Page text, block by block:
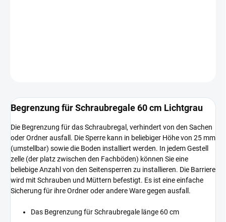
Begrenzung für Schraubregale 60 cm Lichtgrau
Die Begrenzung für das Schraubregal, verhindert von den Sachen
oder Ordner ausfall. Die Sperre kann in beliebiger Höhe von 25 mm
(umstellbar) sowie die Boden installiert werden. In jedem Gestell
zelle (der platz zwischen den Fachböden) können Sie eine
beliebige Anzahl von den Seitensperren zu installieren. Die Barriere
wird mit Schrauben und Müttern befestigt. Es ist eine einfache
Sicherung für ihre Ordner oder andere Ware gegen ausfall.
Das Begrenzung für Schraubregale länge 60 cm